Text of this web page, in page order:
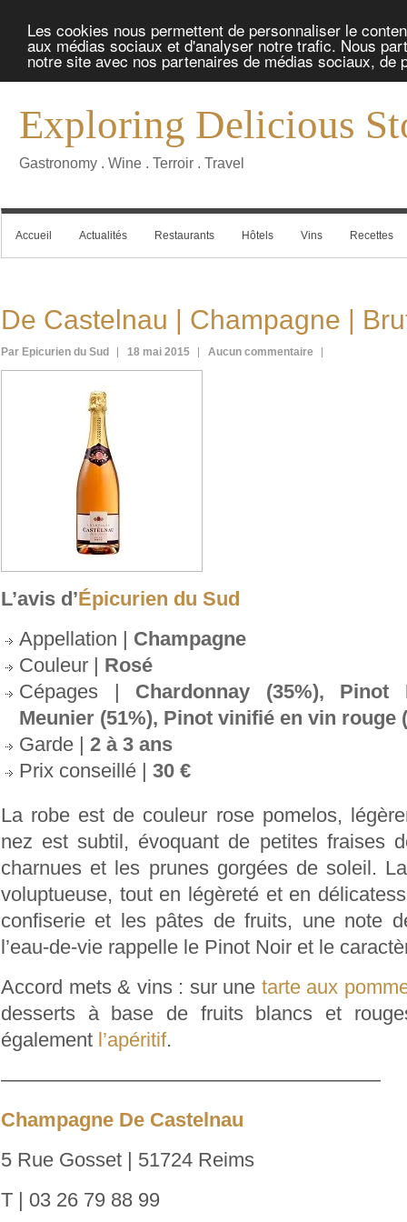
Les cookies nous permettent de personnaliser le
aux médias sociaux et d'analyser notre trafic. Nous
notre site avec nos partenaires de médias sociaux, de
Exploring Delicious
Gastronomy . Wine . Terroir . Travel
Accueil Actualités Restaurants Hôtels Vins Recettes
De Castelnau | Champagne |
Par Epicurien du Sud 18 mai 2015 Aucun commentaire
L’avis d’Épicurien du Sud
Appellation | Champagne
Couleur | Rosé
Cépages | Chardonnay (35%),
Meunier (51%), Pinot vinifié en vin rouge
Garde | 2 à 3 ans
Prix conseillé | 30 €
La robe est de couleur rose pomelos,
nez est subtil, évoquant de petites fraises
charnues et les prunes gorgées de soleil.
voluptueuse, tout en légèreté et en
confiserie et les pâtes de fruits, une note
l’eau-de-vie rappelle le Pinot Noir et le
Accord mets & vins : sur une tarte aux
desserts à base de fruits blancs et
également l’apéritif.
———————————————————
Champagne De Castelnau
5 Rue Gosset | 51724 Reims
T | 03 26 79 88 99